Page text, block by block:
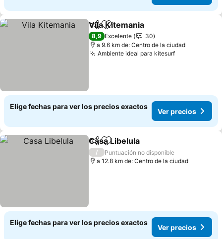
CompartirAgregar a favoritos
Vila Kitemania
8,9 Excelente
30
a 9.6 km de: Centro de la ciudad
Ambiente ideal para kitesurfVer precios
Elige fechas para ver los precios exactos
Ver precios
CompartirAgregar a favoritos
Casa Libelula
/
Puntuación no disponible
a 12.8 km de: Centro de la ciudad
Elige fechas para ver los precios exactos
Ver precios